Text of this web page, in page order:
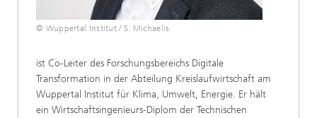
© Wuppertal Institut / S. Michaelis
ist Co-Leiter des Forschungsbereichs Digitale
Transformation in der Abteilung Kreislaufwirtschaft am
Wuppertal Institut für Klima, Umwelt, Energie. Er hält
ein Wirtschaftsingenieurs-Diplom der Technischen